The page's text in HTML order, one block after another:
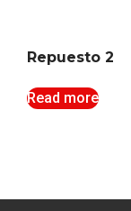
Repuesto 2
Read more